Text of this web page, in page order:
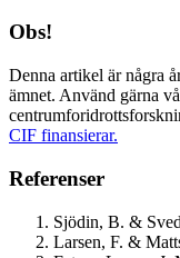
Obs!
Denna artikel är några
ämnet. Använd gärna
CIF finansierar.
Referenser
Sjödin, B. &
Larsen, F. &